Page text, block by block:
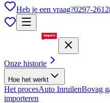
Heb je een vraag?0297-
Onze historie
Hoe het werkt
Het procesAuto InruilenBovag
importeren